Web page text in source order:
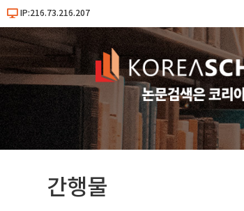
IP:216.73.216.207
간행물